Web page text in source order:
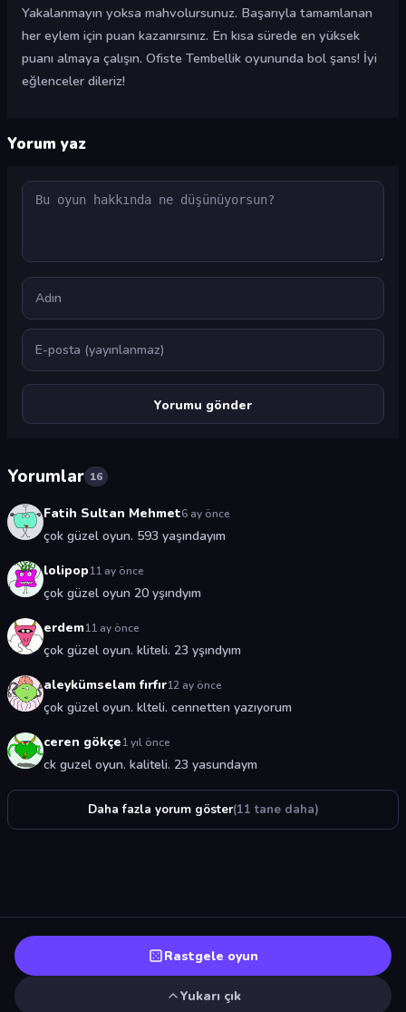
Yakalanmayın yoksa mahvolursunuz. Başarıyla tamamlanan
her eylem için puan kazanırsınız. En kısa sürede en yüksek
puanı almaya çalışın. Ofiste Tembellik oyununda bol şans! İyi
eğlenceler dileriz!
Yorum yaz
Yorum
Ad
E-posta
Yorumlar 16
Fatih Sultan Mehmet6 ay önce
çok güzel oyun. 593 yaşındayım
lolipop11 ay önce
çok güzel oyun 20 yşındyım
erdem11 ay önce
çok güzel oyun. kliteli. 23 yşındyım
aleykümselam fırfır12 ay önce
çok güzel oyun. klteli. cennetten yazıyorum
ceren gökçe1 yıl önce
ck guzel oyun. kaliteli. 23 yasundaym
Daha fazla yorum göster(11 tane daha)
Rastgele oyun
Yukarı çık